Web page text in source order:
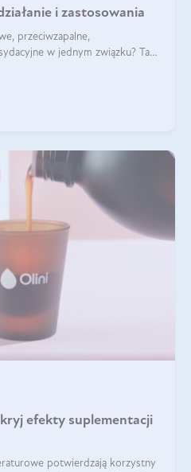
i zastosowania
przeciwzapalne,
w jednym związku? Tak
efekty suplementacji
potwierdzają korzystny